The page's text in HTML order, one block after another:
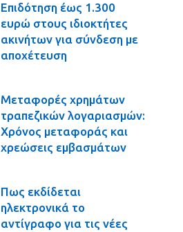
Επιδότηση έως 1.300
ευρώ στους ιδιοκτήτες
ακινήτων για σύνδεση με
αποχέτευση
Μεταφορές χρημάτων
τραπεζικών λογαριασμών:
Χρόνος μεταφοράς και
χρεώσεις εμβασμάτων
Πως εκδίδεται
ηλεκτρονικά το
αντίγραφο για τις νέες